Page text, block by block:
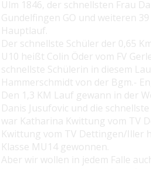
Ulm 1846, der schnellsten Frau
Gundelfingen GO und weiteren
Hauptlauf.
Der schnellste Schüler der 0,65
U10 heißt Colin Öder vom FV
schnellste Schülerin in diesem
Hammerschmidt von der Bgm.-
Den 1,3 KM Lauf gewann in der
Danis Jusufovic und die
war Katharina Kwittung vom TV
Kwittung vom TV Dettingen/Iller
Klasse MU14 gewonnen.
Aber wir wollen in jedem Falle